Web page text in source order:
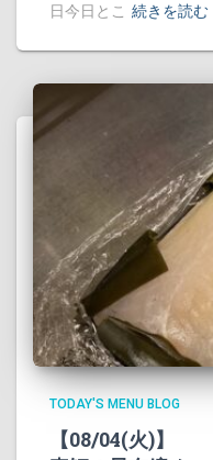
日今日とこ 続きを読む
TODAY'S MENU BLOG
【08/04(火)】